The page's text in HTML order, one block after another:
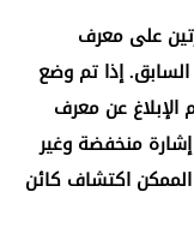
على معرف
إذا تم وضع
عن معرف
منخفضة وغير
اكتشاف كائن